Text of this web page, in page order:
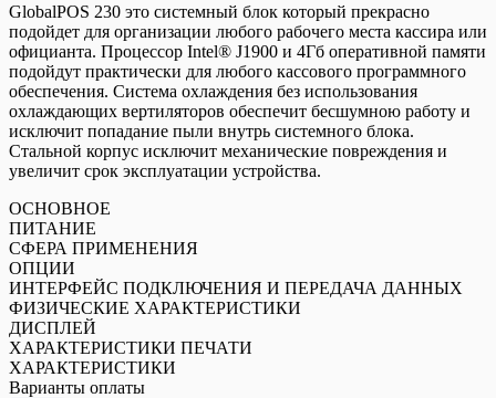
509
GlobalPOS 230 это системный блок который прекрасно
подойдет для организации любого рабочего места кассира или
официанта. Процессор Intel® J1900 и 4Гб оперативной памяти
подойдут практически для любого кассового программного
обеспечения. Система охлаждения без использования
охлаждающих вертиляторов обеспечит бесшумною работу и
исключит попадание пыли внутрь системного блока.
Cтальной корпус исключит механические повреждения и
увеличит срок эксплуатации устройства.
ОСНОВНОЕ
ПИТАНИЕ
СФЕРА ПРИМЕНЕНИЯ
ОПЦИИ
ИНТЕРФЕЙС ПОДКЛЮЧЕНИЯ И ПЕРЕДАЧА ДАННЫХ
ФИЗИЧЕСКИЕ ХАРАКТЕРИСТИКИ
ДИСПЛЕЙ
ХАРАКТЕРИСТИКИ ПЕЧАТИ
ХАРАКТЕРИСТИКИ
Варианты оплаты